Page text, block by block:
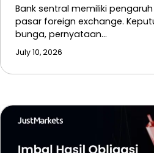
Bank sentral memiliki
pasar foreign exchange.
bunga, pernyataan…
July 10, 2026